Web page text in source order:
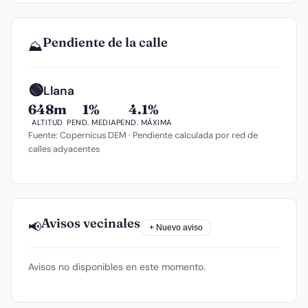
⛰️Pendiente de la calle
🟢Llana
648m
ALTITUD
1%
PEND. MEDIA
4.1%
PEND. MÁXIMA
Fuente: Copernicus DEM · Pendiente calculada por red de
calles adyacentes
📢Avisos vecinales + Nuevo aviso
Avisos no disponibles en este momento.